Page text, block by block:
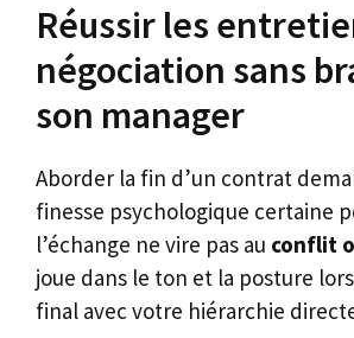
Réussir les
négociation sans
son manager
Aborder la fin d’un contrat
finesse psychologique certaine
l’échange ne vire pas au conflit
joue dans le ton et la posture
final avec votre hiérarchie